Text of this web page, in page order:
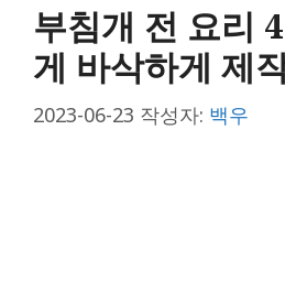
부침개 전 요리
게 바삭하게 제
2023-06-23 작성자: 백우